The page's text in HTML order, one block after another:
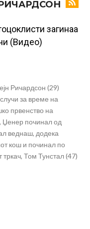
тренингот по
дена, но веднаш
УФЦ
ФИФА не планира да ги
во Премиер
загуба во семејството
РИЧАРДСОН
загинаа
(Видео)
Ричардсон (29)
за време на
првенство на
Џенер починал од
веднаш, додека
кош и починал по
Том Тунстал (47)